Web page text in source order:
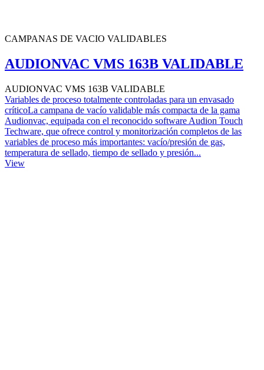
CAMPANAS DE VACIO VALIDABLES
AUDIONVAC VMS 163B VALIDABLE
AUDIONVAC VMS 163B VALIDABLE
Variables de proceso totalmente controladas para un envasado
críticoLa campana de vacío validable más compacta de la gama
Audionvac, equipada con el reconocido software Audion Touch
Techware, que ofrece control y monitorización completos de las
variables de proceso más importantes: vacío/presión de gas,
temperatura de sellado, tiempo de sellado y presión...
View